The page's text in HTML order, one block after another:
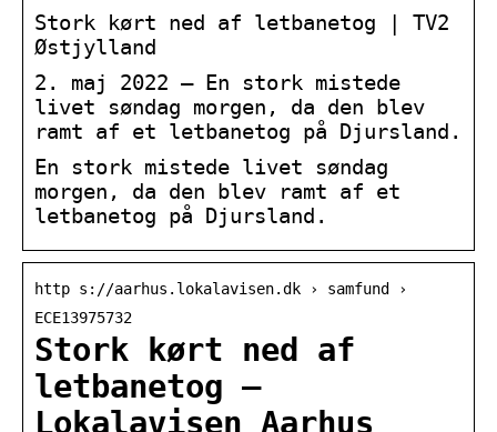
Stork kørt ned af letbanetog | TV2
Østjylland
2. maj 2022 — En stork mistede
livet søndag morgen, da den blev
ramt af et letbanetog på Djursland.
En stork mistede livet søndag
morgen, da den blev ramt af et
letbanetog på Djursland.
http s://aarhus.lokalavisen.dk › samfund ›
ECE13975732
Stork kørt ned af
letbanetog –
Lokalavisen Aarhus